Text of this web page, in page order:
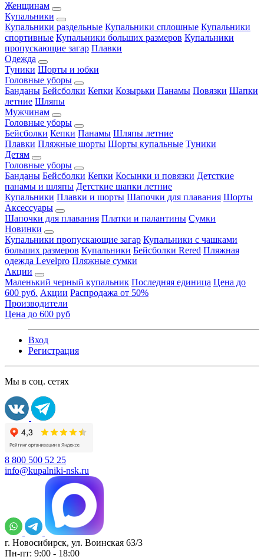
Женщинам
Купальники
Купальники раздельные Купальники сплошные Купальники
спортивные Купальники больших размеров Купальники
пропускающие загар Плавки
Одежда
Туники Шорты и юбки
Головные уборы
Банданы Бейсболки Кепки Козырьки Панамы Повязки Шапки
летние Шляпы
Мужчинам
Головные уборы
Бейсболки Кепки Панамы Шляпы летние
Плавки Пляжные шорты Шорты купальные Туники
Детям
Головные уборы
Банданы Бейсболки Кепки Косынки и повязки Детсткие
панамы и шляпы Детсткие шапки летние
Купальники Плавки и шорты Шапочки для плавания Шорты
Аксессуары
Шапочки для плавания Платки и палантины Сумки
Новинки
Купальники пропускающие загар Купальники с чашками
больших размеров Купальники Бейсболки Rered Пляжная
одежда Levelpro Пляжные сумки
Акции
Маленький черный купальник Последняя единица Цена до
600 руб. Акции Распродажа от 50%
Производители
Цена до 600 руб
Вход
Регистрация
Мы в соц. сетях
8 800 500 52 25
info@kupalniki-nsk.ru
г. Новосибирск, ул. Воинская 63/3
Пн-пт: 9:00 - 18:00